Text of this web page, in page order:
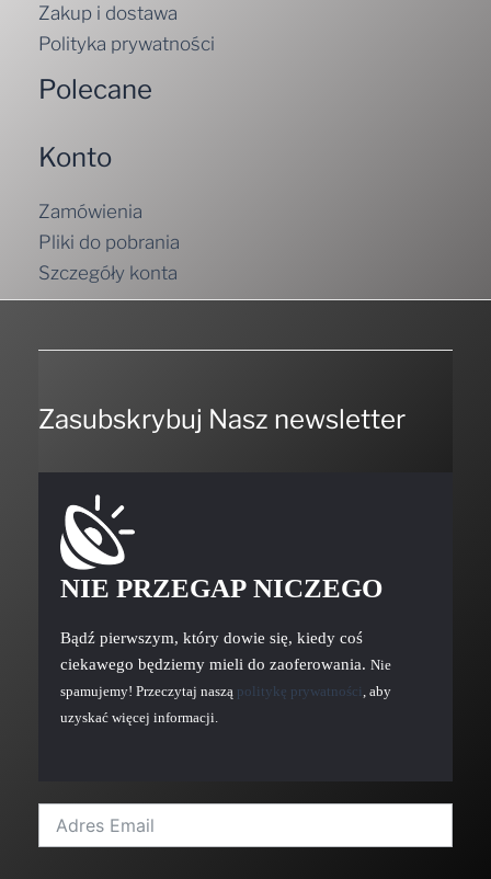
Zakup i dostawa
Polityka prywatności
Polecane
Konto
Zamówienia
Pliki do pobrania
Szczegóły konta
Zasubskrybuj Nasz newsletter
NIE PRZEGAP NICZEGO
Bądź pierwszym, który dowie się, kiedy coś
ciekawego będziemy mieli do zaoferowania. Nie
spamujemy! Przeczytaj naszą politykę prywatności, aby
uzyskać więcej informacji.